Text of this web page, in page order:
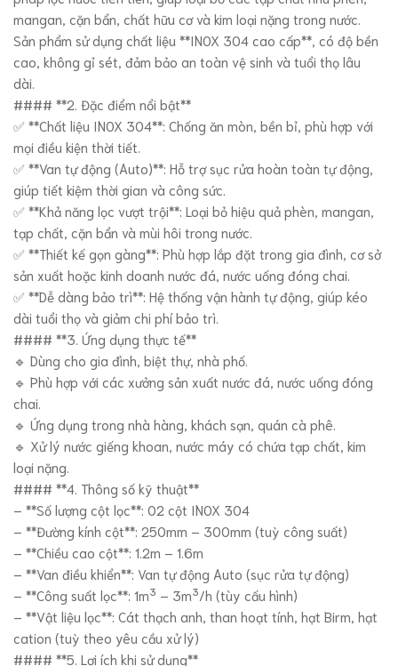
mangan, cặn bẩn, chất hữu cơ và kim loại nặng trong nước.
Sản phẩm sử dụng chất liệu **INOX 304 cao cấp**, có độ bền
cao, không gỉ sét, đảm bảo an toàn vệ sinh và tuổi thọ lâu
dài.
#### **2. Đặc điểm nổi bật**
✅ **Chất liệu INOX 304**: Chống ăn mòn, bền bỉ, phù hợp với
mọi điều kiện thời tiết.
✅ **Van tự động (Auto)**: Hỗ trợ sục rửa hoàn toàn tự động,
giúp tiết kiệm thời gian và công sức.
✅ **Khả năng lọc vượt trội**: Loại bỏ hiệu quả phèn, mangan,
tạp chất, cặn bẩn và mùi hôi trong nước.
✅ **Thiết kế gọn gàng**: Phù hợp lắp đặt trong gia đình, cơ sở
sản xuất hoặc kinh doanh nước đá, nước uống đóng chai.
✅ **Dễ dàng bảo trì**: Hệ thống vận hành tự động, giúp kéo
dài tuổi thọ và giảm chi phí bảo trì.
#### **3. Ứng dụng thực tế**
🔹 Dùng cho gia đình, biệt thự, nhà phố.
🔹 Phù hợp với các xưởng sản xuất nước đá, nước uống đóng
chai.
🔹 Ứng dụng trong nhà hàng, khách sạn, quán cà phê.
🔹 Xử lý nước giếng khoan, nước máy có chứa tạp chất, kim
loại nặng.
#### **4. Thông số kỹ thuật**
– **Số lượng cột lọc**: 02 cột INOX 304
– **Đường kính cột**: 250mm – 300mm (tuỳ công suất)
– **Chiều cao cột**: 1.2m – 1.6m
– **Van điều khiển**: Van tự động Auto (sục rửa tự động)
– **Công suất lọc**: 1m³ – 3m³/h (tùy cấu hình)
– **Vật liệu lọc**: Cát thạch anh, than hoạt tính, hạt Birm, hạt
cation (tuỳ theo yêu cầu xử lý)
#### **5. Lợi ích khi sử dụng**